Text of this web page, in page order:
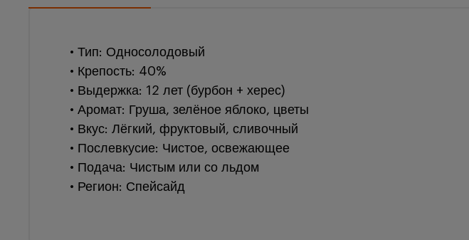
• Тип: Односолодовый
• Крепость: 40%
• Выдержка: 12 лет (бурбон + херес)
• Аромат: Груша, зелёное яблоко, цветы
• Вкус: Лёгкий, фруктовый, сливочный
• Послевкусие: Чистое, освежающее
• Подача: Чистым или со льдом
• Регион: Спейсайд